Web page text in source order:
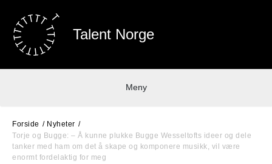
Talent Norge
Meny
Forside
Nyheter
Torje og Bugge: – Å kunne plukke Bugge Wesseltofts ideer og dele
tanker med ham om det å skape og komponere musikk, vil være
enormt fordelaktig for meg